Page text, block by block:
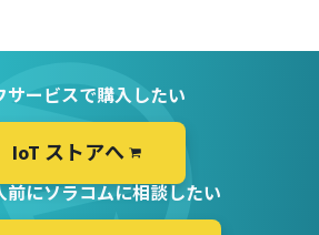
サービスで購入したい
IoT ストアへ
前にソラコムに相談したい